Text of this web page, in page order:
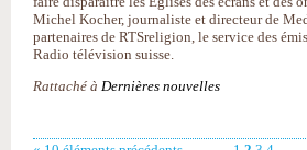
Michel Kocher, journaliste et directeur de
partenaires de RTSreligion, le service des
Radio télévision suisse.
Rattaché à Dernières nouvelles